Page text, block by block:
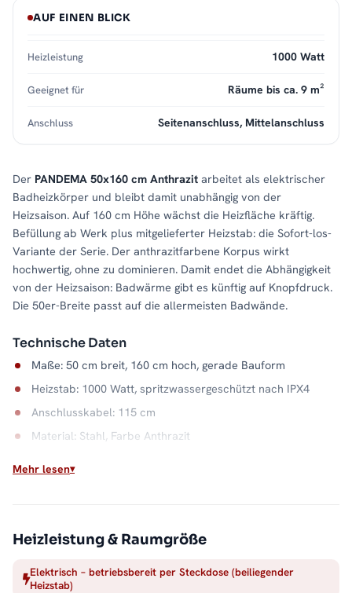
Der PANDEMA 50x160 cm Anthrazit arbeitet als elektrischer
Badheizkörper und bleibt damit unabhängig von der
Heizsaison. Auf 160 cm Höhe wächst die Heizfläche kräftig.
Befüllung ab Werk plus mitgelieferter Heizstab: die Sofort-los-
Variante der Serie. Der anthrazitfarbene Korpus wirkt
hochwertig, ohne zu dominieren. Damit endet die Abhängigkeit
von der Heizsaison: Badwärme gibt es künftig auf Knopfdruck.
Die 50er-Breite passt auf die allermeisten Badwände.
Technische Daten
Maße: 50 cm breit, 160 cm hoch, gerade Bauform
Heizstab: 1000 Watt, spritzwassergeschützt nach IPX4
Anschlusskabel: 115 cm
Material: Stahl, Farbe Anthrazit
liegt, genügt diesem Badheizkörper eine Stromquelle.
Größen und Ausführungen finden Sie in der Kategorie
AUF EINEN BLICK
Heizleistung 1000 Watt
Geeignet für Räume bis ca. 9 m²
Anschluss Seitenanschluss, Mittelanschluss
Mehr lesen
Heizleistung & Raumgröße
Elektrisch – betriebsbereit per Steckdose (beiliegender
Heizstab)